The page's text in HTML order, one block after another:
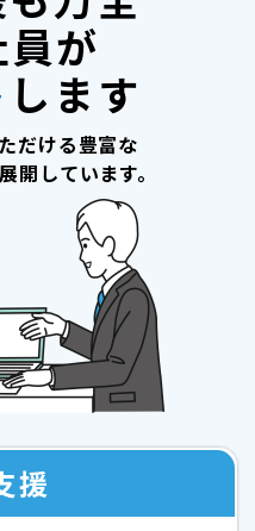
が
します
だける豊富な
開しています。
援